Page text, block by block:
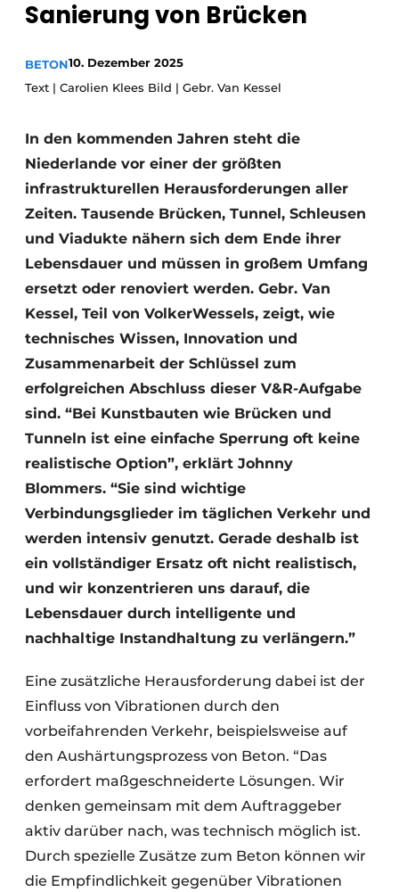
Datenschutz / Cookie-Erklärung
Ein Stellenangebot registrieren
Videos
Sanierung von Brücken
BETON10. Dezember 2025
Text | Carolien Klees Bild | Gebr. Van Kessel
In den kommenden Jahren steht die
Niederlande vor einer der größten
infrastrukturellen Herausforderungen aller
Zeiten. Tausende Brücken, Tunnel, Schleusen
und Viadukte nähern sich dem Ende ihrer
Lebensdauer und müssen in großem Umfang
ersetzt oder renoviert werden. Gebr. Van
Kessel, Teil von VolkerWessels, zeigt, wie
technisches Wissen, Innovation und
Zusammenarbeit der Schlüssel zum
erfolgreichen Abschluss dieser V&R-Aufgabe
sind. “Bei Kunstbauten wie Brücken und
Tunneln ist eine einfache Sperrung oft keine
realistische Option”, erklärt Johnny
Blommers. “Sie sind wichtige
Verbindungsglieder im täglichen Verkehr und
werden intensiv genutzt. Gerade deshalb ist
ein vollständiger Ersatz oft nicht realistisch,
und wir konzentrieren uns darauf, die
Lebensdauer durch intelligente und
nachhaltige Instandhaltung zu verlängern.”
Eine zusätzliche Herausforderung dabei ist der
Einfluss von Vibrationen durch den
vorbeifahrenden Verkehr, beispielsweise auf
den Aushärtungsprozess von Beton. “Das
erfordert maßgeschneiderte Lösungen. Wir
denken gemeinsam mit dem Auftraggeber
aktiv darüber nach, was technisch möglich ist.
Durch spezielle Zusätze zum Beton können wir
die Empfindlichkeit gegenüber Vibrationen